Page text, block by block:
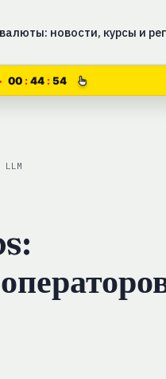
новости, курсы и
00 44 54